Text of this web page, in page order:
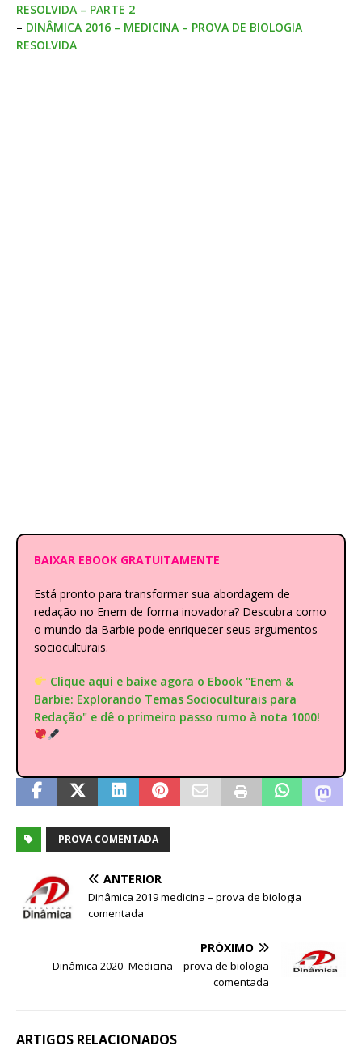
RESOLVIDA – PARTE 2
– DINÂMICA 2016 – MEDICINA – PROVA DE BIOLOGIA
RESOLVIDA
BAIXAR EBOOK GRATUITAMENTE
Está pronto para transformar sua abordagem de
redação no Enem de forma inovadora? Descubra como
o mundo da Barbie pode enriquecer seus argumentos
socioculturais.
Clique aqui e baixe agora o Ebook "Enem &
Barbie: Explorando Temas Socioculturais para
Redação" e dê o primeiro passo rumo à nota 1000!
PROVA COMENTADA
ANTERIOR
Dinâmica 2019 medicina – prova de biologia
comentada
PRÓXIMO
Dinâmica 2020- Medicina – prova de biologia
comentada
ARTIGOS RELACIONADOS